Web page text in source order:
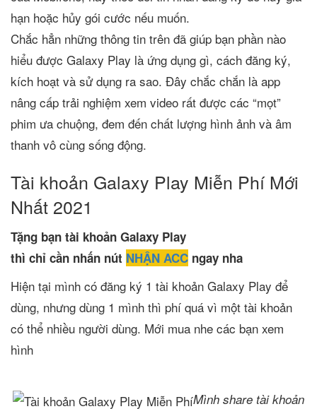
hạn hoặc hủy gói cước nếu muốn.
Chắc hẳn những thông tin trên đã giúp bạn phần nào
hiểu được Galaxy Play là ứng dụng gì, cách đăng ký,
kích hoạt và sử dụng ra sao. Đây chắc chắn là app
nâng cấp trải nghiệm xem video rất được các “mọt”
phim ưa chuộng, đem đến chất lượng hình ảnh và âm
thanh vô cùng sống động.
Tài khoản Galaxy Play Miễn Phí Mới
Nhất 2021
Tặng bạn tài khoản Galaxy Play
thì chỉ cần nhấn nút NHẬN ACC ngay nha
Hiện tại mình có đăng ký 1 tài khoản Galaxy Play để
dùng, nhưng dùng 1 mình thì phí quá vì một tài khoản
có thể nhiều người dùng. Mới mua nhe các bạn xem
hình
Mình share tài khoản